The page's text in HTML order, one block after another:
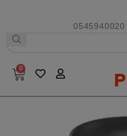
0545940020
0